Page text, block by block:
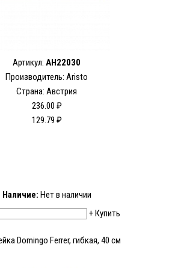
Артикул: AH22030
Производитель: Aristo
Страна: Австрия
236.00 ₽
129.79 ₽
Наличие: Нет в наличии
+Купить
Domingo Ferrer, гибкая, 40 см